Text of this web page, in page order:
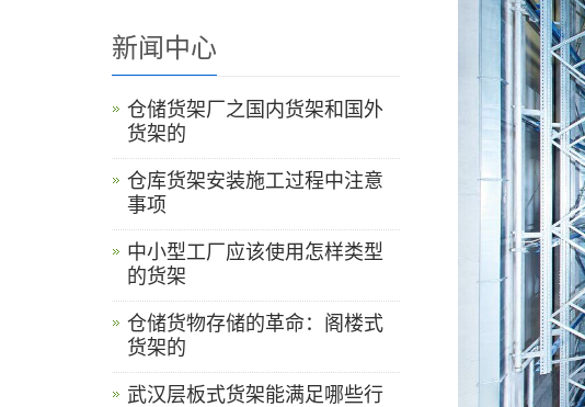
新闻中心
仓储货架厂之国内货架和国外
货架的
仓库货架安装施工过程中注意
事项
中小型工厂应该使用怎样类型
的货架
仓储货物存储的革命：阁楼式
货架的
武汉层板式货架能满足哪些行